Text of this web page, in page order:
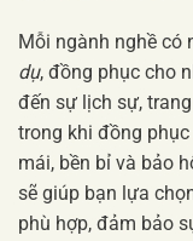
Mỗi ngành nghề có
dụ, đồng phục cho
đến sự lịch sự,
trong khi đồng
mái, bền bỉ và bảo
sẽ giúp bạn lựa
phù hợp, đảm bảo